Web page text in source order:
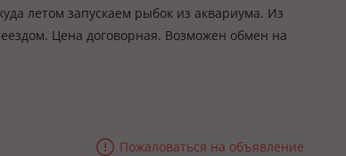
летом запускаем рыбок из аквариума. Из
Цена договорная. Возможен обмен на
Пожаловаться на объявление